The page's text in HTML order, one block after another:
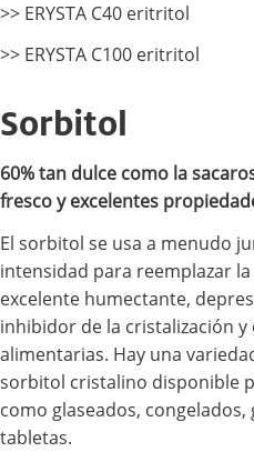
>> ERYSTA C40 eritritol
>> ERYSTA C100 eritritol
Sorbitol
60% tan dulce como la
fresco y excelentes
El sorbitol se usa a menudo
intensidad para reemplazar
excelente humectante,
inhibidor de la cristalización
alimentarias. Hay una
sorbitol cristalino disponible
como glaseados,
tabletas.